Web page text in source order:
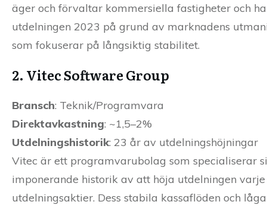
äger och förvaltar kommersiella fastigheter och
utdelningen 2023 på grund av marknadens
som fokuserar på långsiktig stabilitet.
2. Vitec Software Group
Bransch: Teknik/Programvara
Direktavkastning: ~1,5–2%
Utdelningshistorik: 23 år av utdelningshöjningar
Vitec är ett programvarubolag som specialiserar
imponerande historik av att höja utdelningen
utdelningsaktier. Dess stabila kassaflöden och